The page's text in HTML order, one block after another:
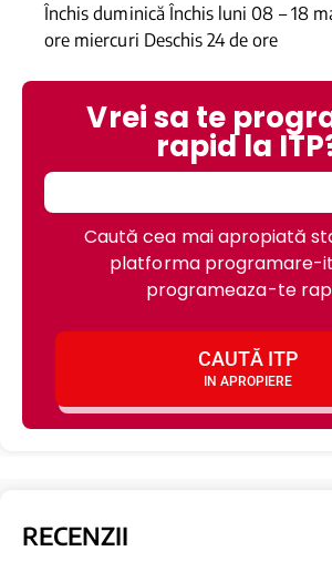
Închis duminică Închis luni 08 – 18
ore miercuri Deschis 24 de ore
Vrei sa te
rapid la
Caută cea mai apropiată
platforma programare-
programeaza-te
CAUTĂ ITP
IN APROPIERE
RECENZII